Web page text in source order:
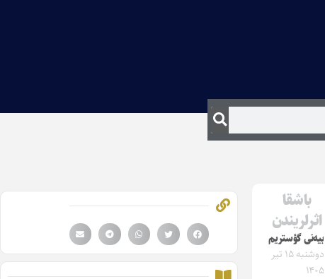
باشقا
اثرلریندن
بیه‌نی گؤستریم
دوشنبه ۱۵ تیر
۱۴۰۵